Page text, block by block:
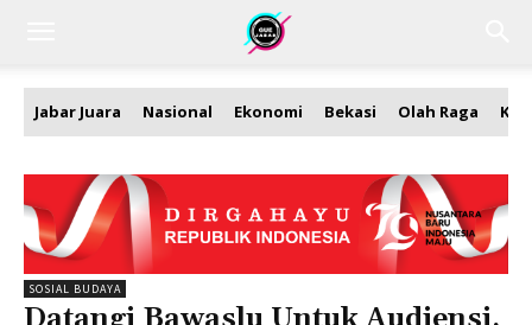
Jabar Juara Nasional Ekonomi Bekasi Olah Raga
SOSIAL BUDAYA